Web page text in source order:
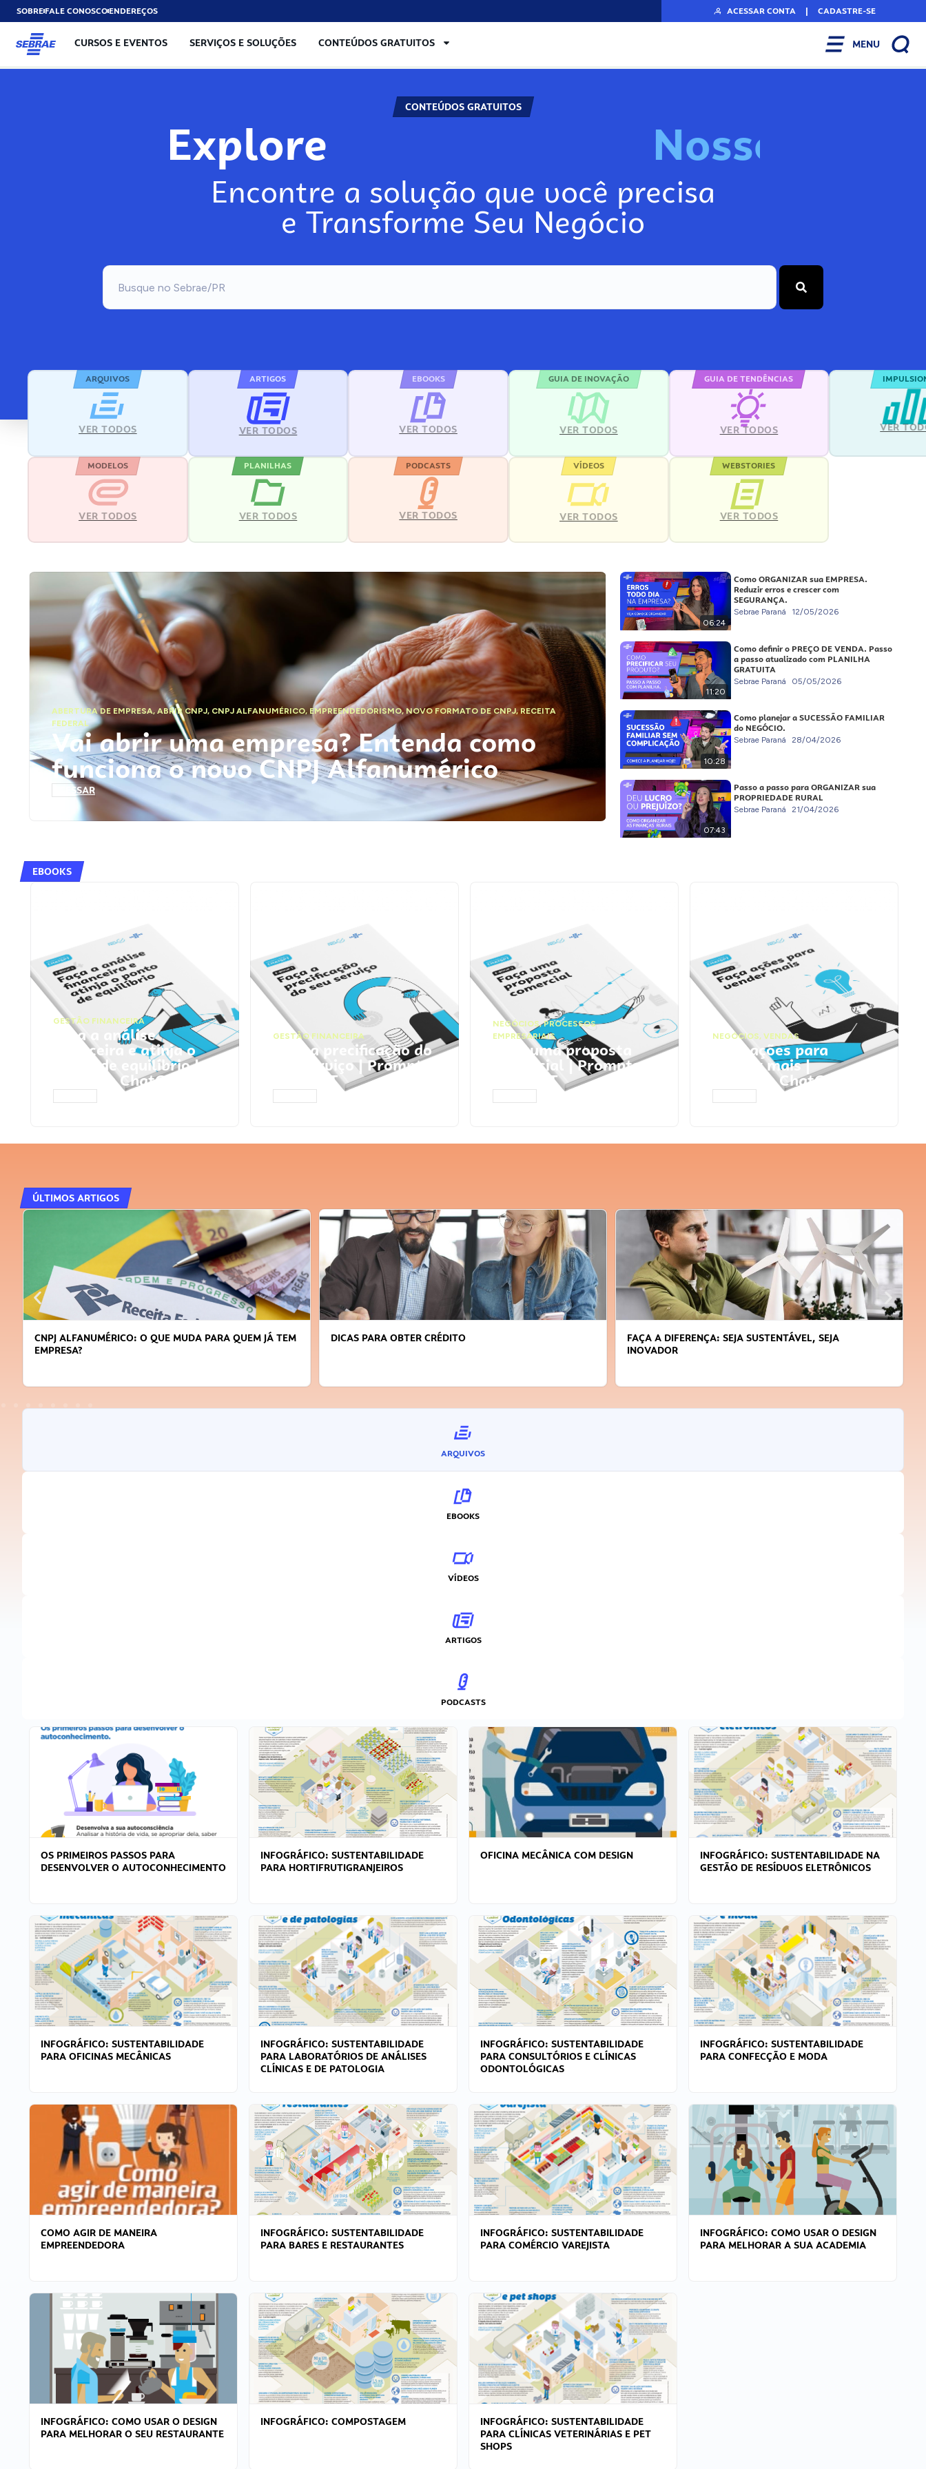
SOBREFALE CONOSCOENDEREÇOS ACESSAR CONTA | CADASTRE-SE
CURSOS E EVENTOS SERVIÇOS E SOLUÇÕES CONTEÚDOS GRATUITOS MENU
CONTEÚDOS GRATUITOS
Explore Nosso
Encontre a solução que você precisa
e Transforme Seu Negócio
ARQUIVOS
VER TODOS
ARTIGOS
VER TODOS
EBOOKS
VER TODOS
GUIA DE INOVAÇÃO
VER TODOS
GUIA DE TENDÊNCIAS
VER TODOS VER
MODELOS
VER TODOS
PLANILHAS
VER TODOS
PODCASTS
VER TODOS
VÍDEOS
VER TODOS
WEBSTORIES
VER TODOS
ABERTURA DE EMPRESA,ABRIR CNPJ, CNPJ ALFANUMÉRICO, EMPREENDEDORISMO,NOVO FORMATO DE CNPJ,RECEITA
FEDERAL
Vai abrir uma empresa? Entenda como
funciona o novo CNPJ Alfanumérico
ACESSAR
06:24
Como ORGANIZAR sua EMPRESA.
Reduzir erros e crescer com
SEGURANÇA.
Sebrae Paraná 12/05/2026
11:20
Como definir o PREÇO DE VENDA. Passo
a passo atualizado com PLANILHA
GRATUITA
Sebrae Paraná 05/05/2026
10:28
Como planejar a SUCESSÃO FAMILIAR
do NEGÓCIO.
Sebrae Paraná 28/04/2026
07:43
Passo a passo para ORGANIZAR sua
PROPRIEDADE RURAL
Sebrae Paraná 21/04/2026
EBOOKS
GESTÃO FINANCEIRA
Faça a análise
financeira e atinja o
ponto de equilíbrio |
Prompts ChatGPT
GESTÃO FINANCEIRA
Faça a precificação do
seu serviço | Prompts
ChatGPT
NEGÓCIOS,PROCESSOS
EMPRESARIAIS
Faça uma proposta
comercial | Prompts
ChatGPT
NEGÓCIOS, VENDAS
Faça ações para
vender mais |
Prompts ChatGPT
ÚLTIMOS ARTIGOS
CNPJ ALFANUMÉRICO: O QUE MUDA PARA QUEM JÁ TEM
EMPRESA?
DICAS PARA OBTER CRÉDITO
FAÇA A DIFERENÇA: SEJA SUSTENTÁVEL, SEJA
INOVADOR
ARQUIVOS
EBOOKS
VÍDEOS
ARTIGOS
PODCASTS
OS PRIMEIROS PASSOS PARA
DESENVOLVER O AUTOCONHECIMENTO
INFOGRÁFICO: SUSTENTABILIDADE
PARA HORTIFRUTIGRANJEIROS
OFICINA MECÂNICA COM DESIGN
INFOGRÁFICO: SUSTENTABILIDADE NA
GESTÃO DE RESÍDUOS ELETRÔNICOS
INFOGRÁFICO: SUSTENTABILIDADE
PARA OFICINAS MECÂNICAS
INFOGRÁFICO: SUSTENTABILIDADE
PARA LABORATÓRIOS DE ANÁLISES
CLÍNICAS E DE PATOLOGIA
INFOGRÁFICO: SUSTENTABILIDADE
PARA CONSULTÓRIOS E CLÍNICAS
ODONTOLÓGICAS
INFOGRÁFICO: SUSTENTABILIDADE
PARA CONFECÇÃO E MODA
COMO AGIR DE MANEIRA
EMPREENDEDORA
INFOGRÁFICO: SUSTENTABILIDADE
PARA BARES E RESTAURANTES
INFOGRÁFICO: SUSTENTABILIDADE
PARA COMÉRCIO VAREJISTA
INFOGRÁFICO: COMO USAR O DESIGN
PARA MELHORAR A SUA ACADEMIA
INFOGRÁFICO: COMO USAR O DESIGN
PARA MELHORAR O SEU RESTAURANTE
INFOGRÁFICO: COMPOSTAGEM
INFOGRÁFICO: SUSTENTABILIDADE
PARA CLÍNICAS VETERINÁRIAS E PET
SHOPS